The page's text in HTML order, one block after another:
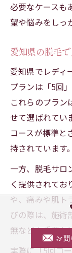
必要なケースも
望や悩みをしっ
愛知県の脱毛
愛知県でレディ
プランは「5回
これらのプラン
せて選ばれてい
コースが標準と
持されています。
一方、脱毛サロ
く提供されてお
や、痛みや肌ト
びの際は、施術
無なども重要な
実際に「5回コ
お